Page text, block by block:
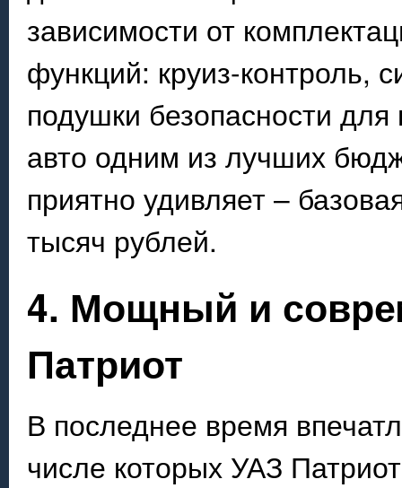
зависимости от
функций: круиз-контроль,
подушки безопасности
авто одним из лучших
приятно удивляет –
тысяч рублей.
4. Мощный и
Патриот
В последнее время
числе которых УАЗ